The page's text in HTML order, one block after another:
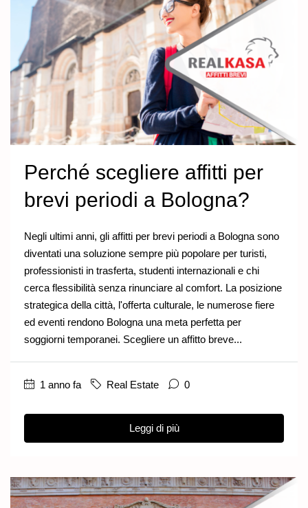
Perché scegliere affitti per
brevi periodi a Bologna?
Negli ultimi anni, gli affitti per brevi periodi a Bologna sono
diventati una soluzione sempre più popolare per turisti,
professionisti in trasferta, studenti internazionali e chi
cerca flessibilità senza rinunciare al comfort. La posizione
strategica della città, l'offerta culturale, le numerose fiere
ed eventi rendono Bologna una meta perfetta per
soggiorni temporanei. Scegliere un affitto breve...
1 anno fa Real Estate 0
Leggi di più